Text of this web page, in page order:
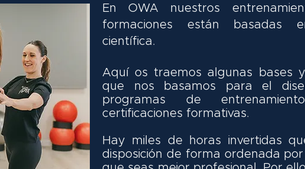
En OWA nuestros
formaciones están basadas
científica.
Aquí os traemos algunas bases
que nos basamos para el
programas de
certificaciones formativas.
Hay miles de horas invertidas
disposición de forma ordenada